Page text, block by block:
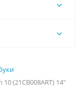
(21CB008ART) 14"